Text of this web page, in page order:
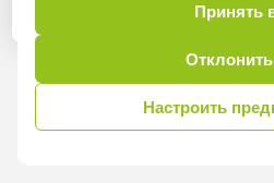
Принять
Настроить